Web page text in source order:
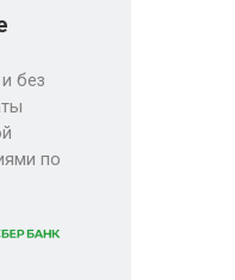
без
по